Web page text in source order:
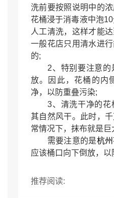
洗前要按照说明中的
花桶浸于消毒液中泡
人工清洗，这样才能
一般花店只用清水进
的;
2、特别要注意的
放。因此，花桶的内
净，以防重叠污染;
3、清洗干净的花
其自然风干。此时，
常情况下，抹布就是巨
需要注意的是杭
应该桶口向下倒放，以
推荐阅读: